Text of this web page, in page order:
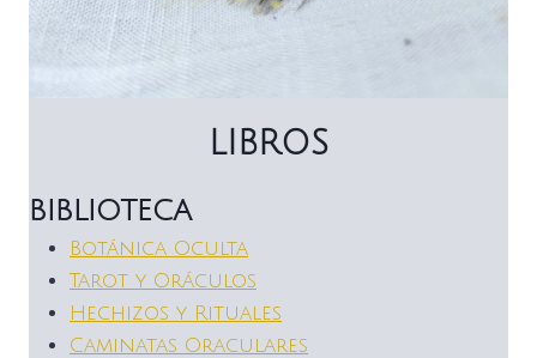
LIBROS
BIBLIOTECA
Botánica Oculta
Tarot y Oráculos
Hechizos y Rituales
Caminatas Oraculares